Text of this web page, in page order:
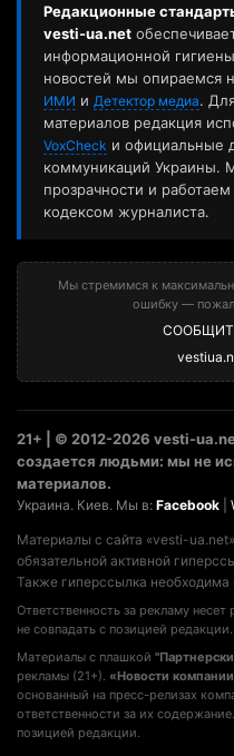
Редакционные
vesti-ua.net
информационной
новостей мы опираемся
ИМИ и Детектор медиа.
материалов редакция
VoxCheck и официальные
коммуникаций Украины.
прозрачности и
кодексом журналиста.
Мы стремимся к
ошибку —
21+ | © 2012-2026 vesti-
создается людьми: мы не
материалов.
Украина. Киев. Мы в: Facebook
Материалы с сайта «vesti-
обязательной активной
Также гиперссылка необходима
Ответственность за рекламу
не совпадать с позицией редакции.
Материалы с плашкой
рекламы (21+). «Новости
основанный на пресс-релизах
ответственности за их
позицией редакции.